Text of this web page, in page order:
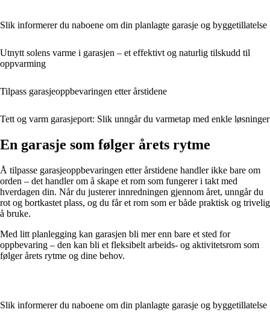
Slik informerer du naboene om din planlagte garasje og byggetillatelse
Utnytt solens varme i garasjen – et effektivt og naturlig tilskudd til
oppvarming
Tilpass garasjeoppbevaringen etter årstidene
Tett og varm garasjeport: Slik unngår du varmetap med enkle løsninger
En garasje som følger årets rytme
Å tilpasse garasjeoppbevaringen etter årstidene handler ikke bare om
orden – det handler om å skape et rom som fungerer i takt med
hverdagen din. Når du justerer innredningen gjennom året, unngår du
rot og bortkastet plass, og du får et rom som er både praktisk og trivelig
å bruke.
Med litt planlegging kan garasjen bli mer enn bare et sted for
oppbevaring – den kan bli et fleksibelt arbeids- og aktivitetsrom som
følger årets rytme og dine behov.
Slik informerer du naboene om din planlagte garasje og byggetillatelse